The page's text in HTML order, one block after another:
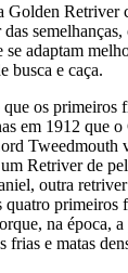
Golden Retriver
adaptam
busca e caça.
os primeiros
em 1912 que
Tweedmouth
Retriver de
outra
quatro primeiros
na época,
frias e matas